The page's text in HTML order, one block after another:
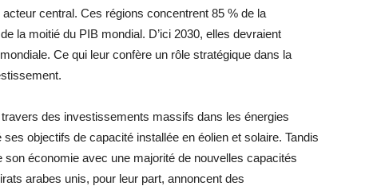
acteur central. Ces régions concentrent 85 % de la
la moitié du PIB mondial. D’ici 2030, elles devraient
Ce qui leur confère un rôle stratégique dans la
des investissements massifs dans les énergies
objectifs de capacité installée en éolien et solaire. Tandis
son économie avec une majorité de nouvelles capacités
arabes unis, pour leur part, annoncent des